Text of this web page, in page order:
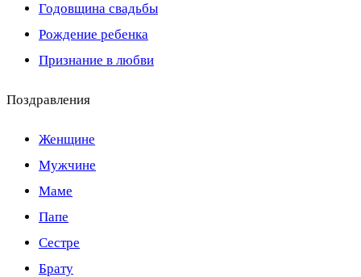
Годовщина свадьбы
Рождение ребенка
Признание в любви
Поздравления
Женщине
Мужчине
Маме
Папе
Сестре
Брату